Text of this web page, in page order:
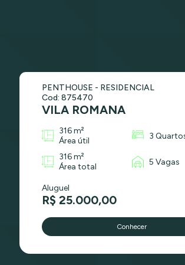
PENTHOUSE - RESIDENCIAL
Cod: 875470
VILA ROMANA
316 m²
Área útil
3
316 m²
Área total
5 Vagas
Aluguel
R$ 25.000,00
Conhecer